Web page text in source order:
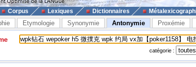
Corpus Lexiques Dictionnaires
Etymologie Synonymie Antonymie Proxémie
catégorie :